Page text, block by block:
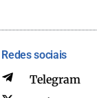
Redes sociais
Telegram